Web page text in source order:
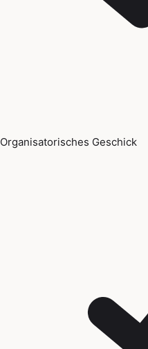
Organisatorisches Geschick